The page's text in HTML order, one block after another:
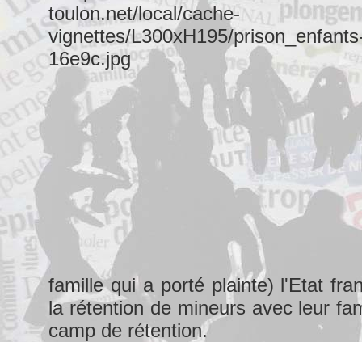
famille qui a porté plainte) l'Etat
la rétention de mineurs avec leur
camp de rétention.